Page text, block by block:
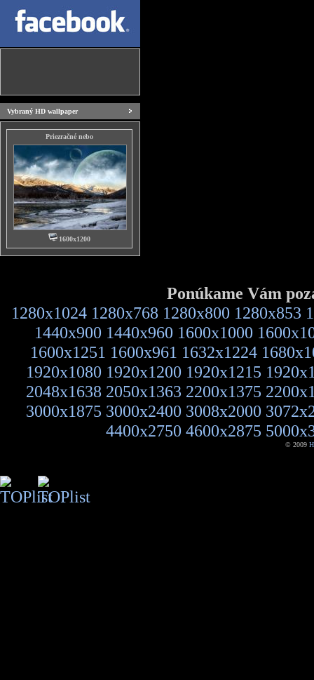
Vybraný HD wallpaper
Priezračné nebo
1600x1200
Ponúkame Vám
1280x1024 1280x768 1280x800 1280x853
1440x900 1440x960 1600x1000
1600x1251 1600x961 1632x1224
1920x1080 1920x1200 1920x1215
2048x1638 2050x1363 2200x1375
3000x1875 3000x2400 3008x2000
4400x2750 4600x2875
© 2009